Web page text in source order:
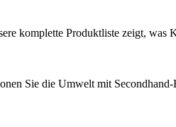
komplette Produktliste zeigt, was
Sie die Umwelt mit